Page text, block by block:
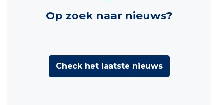
Op zoek naar nieuws?
Check het laatste nieuws